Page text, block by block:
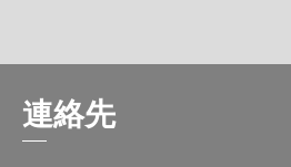
連絡先